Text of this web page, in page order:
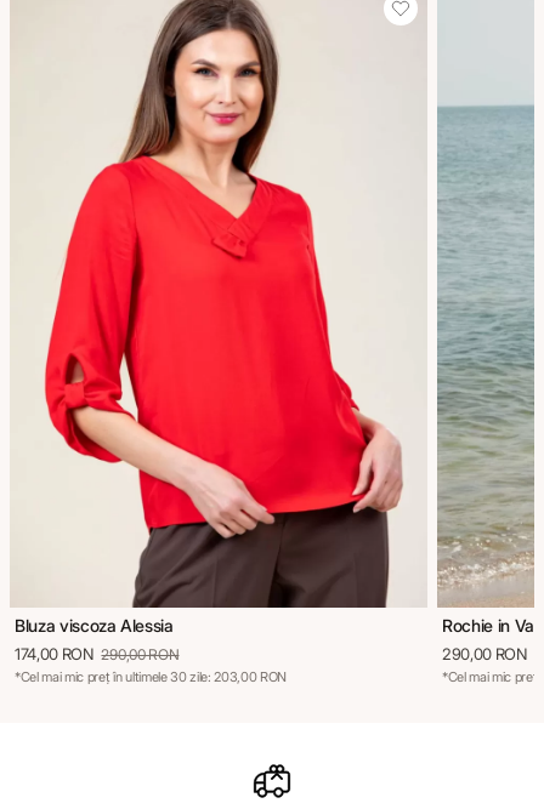
Bluza viscoza Alessia
174,00 RON 290,00 RON
*Cel mai mic preț în ultimele 30 zile: 203,00 RON
Rochie in
290,00 RON
*Cel mai mic preț